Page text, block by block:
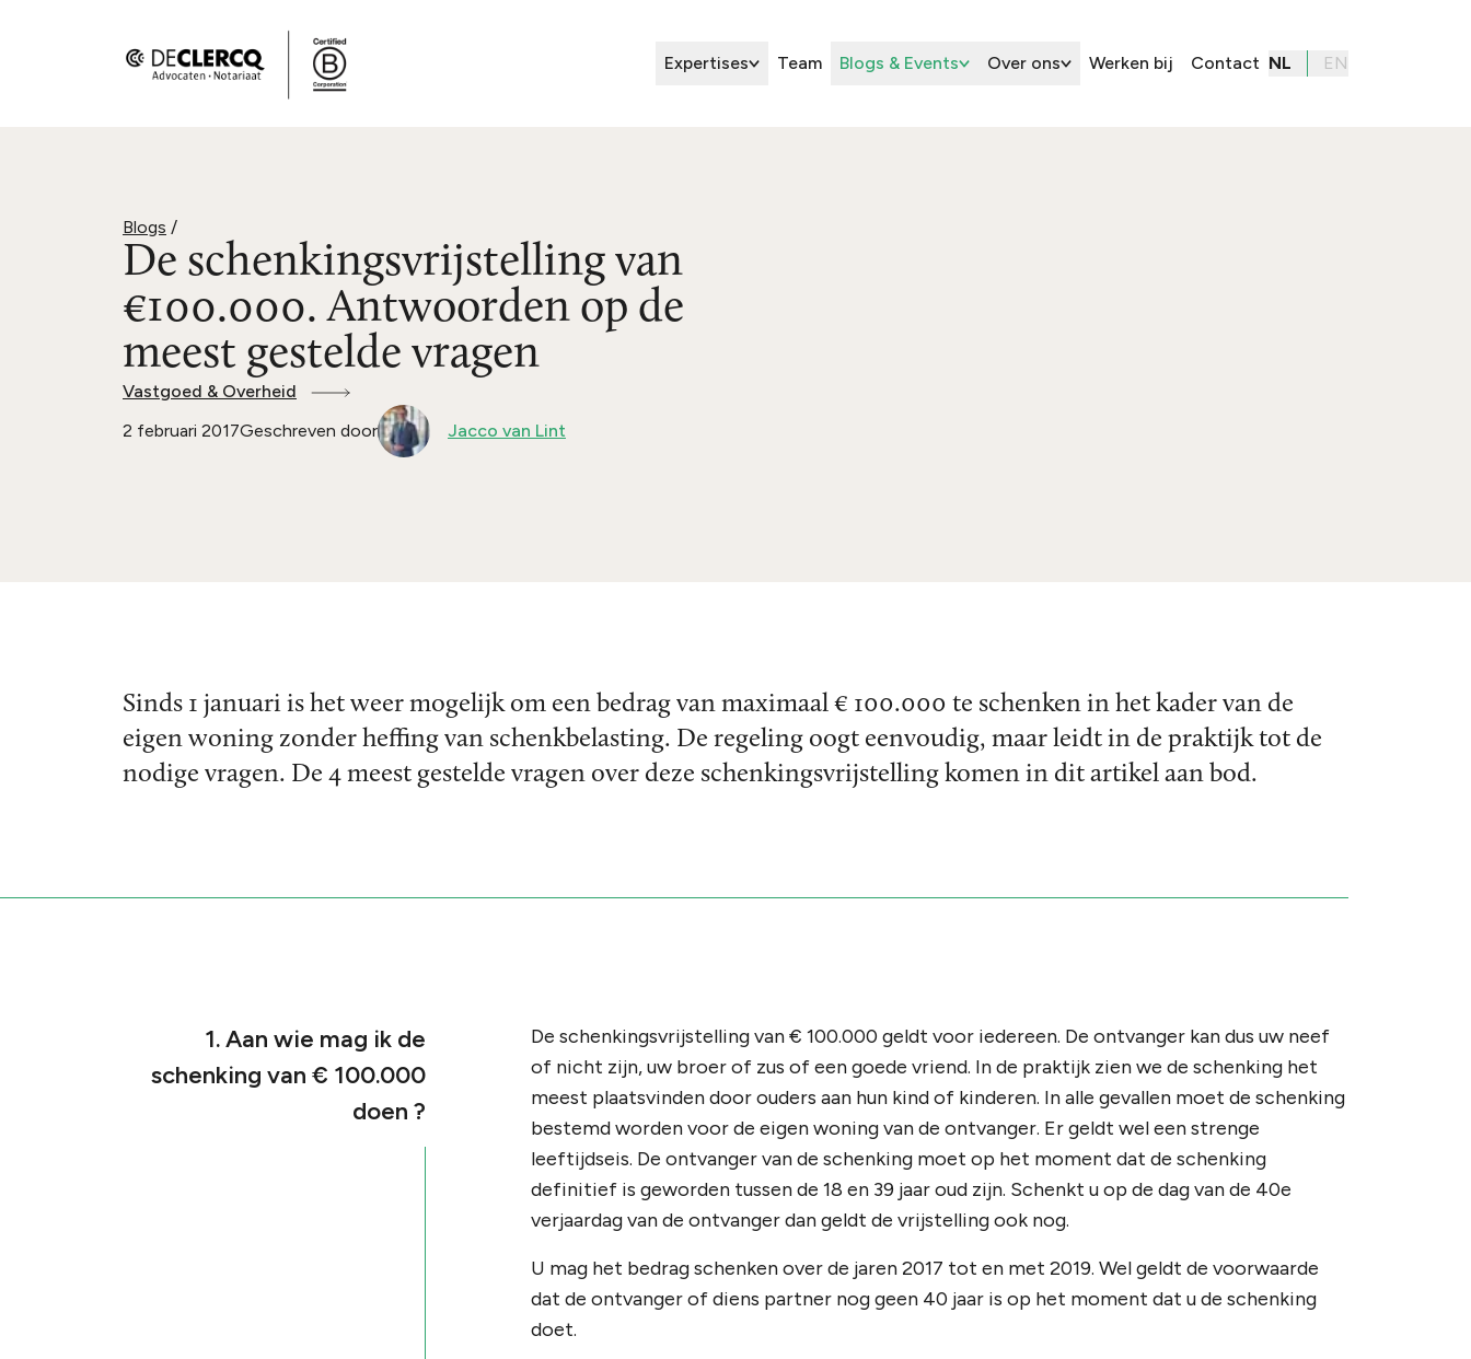
Expertises Team Blogs & Events Over ons Werken bij Contact NL EN
Blogs /
De schenkingsvrijstelling van
€100.000. Antwoorden op de
meest gestelde vragen
Vastgoed & Overheid
2 februari 2017Geschreven door Jacco van Lint
Sinds 1 januari is het weer mogelijk om een bedrag van maximaal € 100.000 te schenken in het kader van de
eigen woning zonder heffing van schenkbelasting. De regeling oogt eenvoudig, maar leidt in de praktijk tot de
nodige vragen. De 4 meest gestelde vragen over deze schenkingsvrijstelling komen in dit artikel aan bod.
1. Aan wie mag ik de
schenking van € 100.000
doen ?
De schenkingsvrijstelling van € 100.000 geldt voor iedereen. De ontvanger kan dus uw neef
of nicht zijn, uw broer of zus of een goede vriend. In de praktijk zien we de schenking het
meest plaatsvinden door ouders aan hun kind of kinderen. In alle gevallen moet de schenking
bestemd worden voor de eigen woning van de ontvanger. Er geldt wel een strenge
leeftijdseis. De ontvanger van de schenking moet op het moment dat de schenking
definitief is geworden tussen de 18 en 39 jaar oud zijn. Schenkt u op de dag van de 40e
verjaardag van de ontvanger dan geldt de vrijstelling ook nog.
U mag het bedrag schenken over de jaren 2017 tot en met 2019. Wel geldt de voorwaarde
dat de ontvanger of diens partner nog geen 40 jaar is op het moment dat u de schenking
doet.